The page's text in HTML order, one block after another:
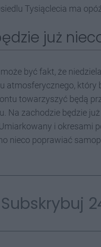
Tysiąclecia ma
już
być fakt, że
atmosferycznego, który
towarzyszyć będą
Na zachodzie będzie
i okresami
nieco poprawiać
Subskrybuj